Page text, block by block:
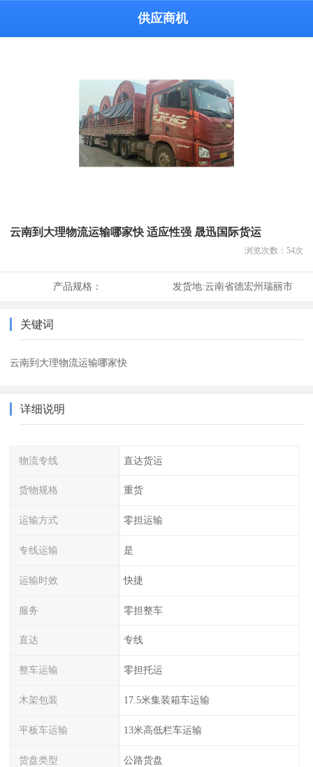
供应商机
云南到大理物流运输哪家快 适应性强 晟迅国际货运
浏览次数： 54次
产品规格： 发货地:云南省德宏州瑞丽市
关键词
云南到大理物流运输哪家快
详细说明
物流专线 直达货运
货物规格 重货
运输方式 零担运输
专线运输 是
运输时效 快捷
服务 零担整车
直达 专线
整车运输 零担托运
木架包装 17.5米集装箱车运输
平板车运输 13米高低栏车运输
货盘类型 公路货盘